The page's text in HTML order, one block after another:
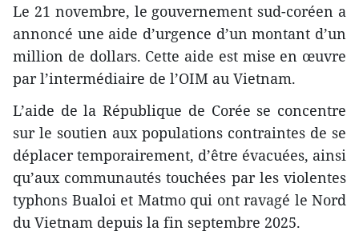
Le 21 novembre, le gouvernement sud-coréen a
annoncé une aide d’urgence d’un montant d’un
million de dollars. Cette aide est mise en œuvre
par l’intermédiaire de l’OIM au Vietnam.
L’aide de la République de Corée se concentre
sur le soutien aux populations contraintes de se
déplacer temporairement, d’être évacuées, ainsi
qu’aux communautés touchées par les violentes
typhons Bualoi et Matmo qui ont ravagé le Nord
du Vietnam depuis la fin septembre 2025.